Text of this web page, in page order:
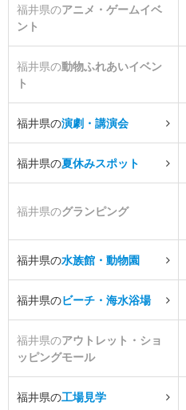
福井県のアニメ・ゲームイベ
ント
福井県の動物ふれあいイベン
ト
福井県の演劇・講演会
福井県の夏休みスポット
福井県のグランピング
福井県の水族館・動物園
福井県のビーチ・海水浴場
福井県のアウトレット・ショ
ッピングモール
福井県の工場見学